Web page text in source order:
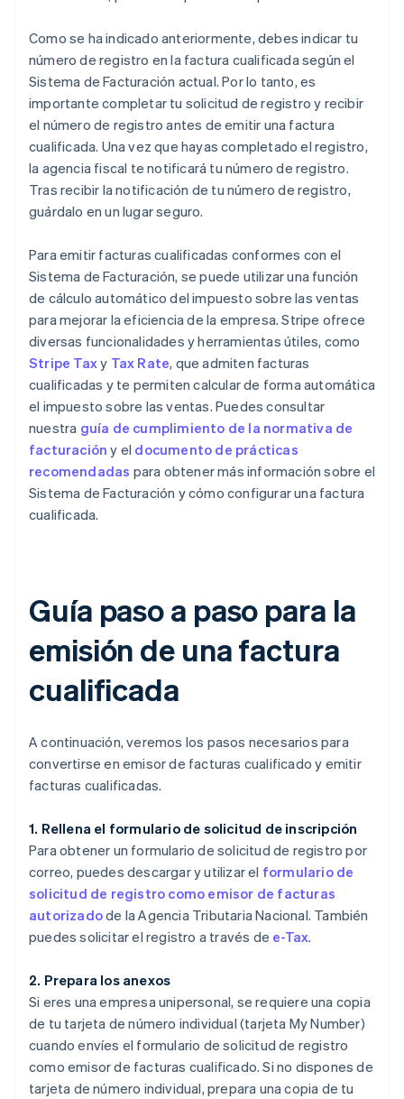
Como se ha indicado anteriormente, debes indicar tu
número de registro en la factura cualificada según el
Sistema de Facturación actual. Por lo tanto, es
importante completar tu solicitud de registro y recibir
el número de registro antes de emitir una factura
cualificada. Una vez que hayas completado el registro,
la agencia fiscal te notificará tu número de registro.
Tras recibir la notificación de tu número de registro,
guárdalo en un lugar seguro.
Para emitir facturas cualificadas conformes con el
Sistema de Facturación, se puede utilizar una función
de cálculo automático del impuesto sobre las ventas
para mejorar la eficiencia de la empresa. Stripe ofrece
diversas funcionalidades y herramientas útiles, como
Stripe Taxy Tax Rate, que admiten facturas
cualificadas y te permiten calcular de forma automática
el impuesto sobre las ventas. Puedes consultar
nuestra guía de cumplimiento de la normativa de
facturación y el documento de prácticas
recomendadas para obtener más información sobre el
Sistema de Facturación y cómo configurar una factura
cualificada.
Guía paso a paso para la
emisión de una factura
cualificada
A continuación, veremos los pasos necesarios para
convertirse en emisor de facturas cualificado y emitir
facturas cualificadas.
1. Rellena el formulario de solicitud de inscripción
Para obtener un formulario de solicitud de registro por
correo, puedes descargar y utilizar el formulario de
solicitud de registro como emisor de facturas
autorizadode la Agencia Tributaria Nacional. También
puedes solicitar el registro a través de e-Tax.
2. Prepara los anexos
Si eres una empresa unipersonal, se requiere una copia
de tu tarjeta de número individual (tarjeta My Number)
cuando envíes el formulario de solicitud de registro
como emisor de facturas cualificado. Si no dispones de
tarjeta de número individual, prepara una copia de tu